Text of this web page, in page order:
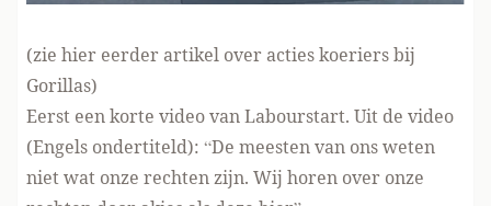
(zie hier eerder artikel over acties koeriers bij
Gorillas)
Eerst een korte video van Labourstart. Uit de video
(Engels ondertiteld): “De meesten van ons weten
niet wat onze rechten zijn. Wij horen over onze